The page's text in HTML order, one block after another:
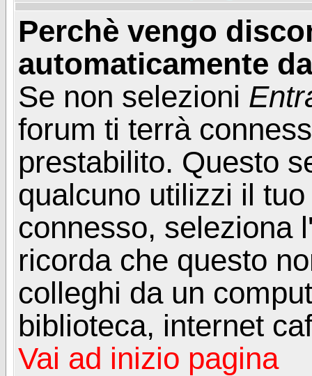
Perchè vengo
automaticamente
Se non selezioni
forum ti terrà
prestabilito. Questo
qualcuno utilizzi il
connesso, seleziona
ricorda che questo
colleghi da un
biblioteca, internet
Vai ad inizio pagina